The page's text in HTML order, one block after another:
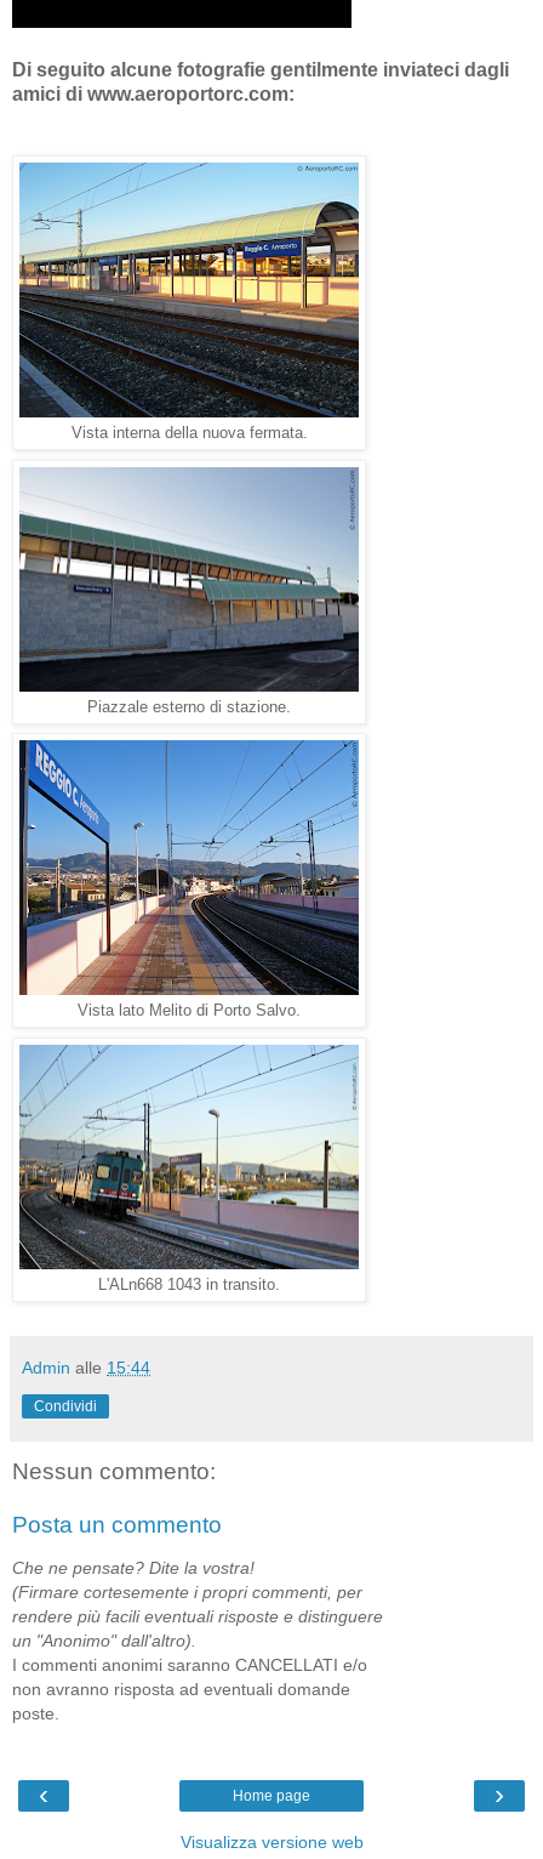
Di seguito alcune fotografie gentilmente inviateci dagli
amici di www.aeroportorc.com:
Vista interna della nuova fermata.
Piazzale esterno di stazione.
Vista lato Melito di Porto Salvo.
L'ALn668 1043 in transito.
Admin alle 15:44
Condividi
Nessun commento:
Posta un commento
Che ne pensate? Dite la vostra!
(Firmare cortesemente i propri commenti, per
rendere più facili eventuali risposte e distinguere
un "Anonimo" dall'altro).
I commenti anonimi saranno CANCELLATI e/o
non avranno risposta ad eventuali domande
poste.
‹ ›
Home page
Visualizza versione web